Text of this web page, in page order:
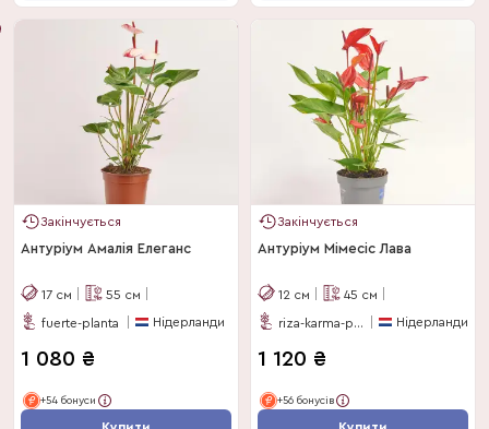
Закінчується
Антуріум Амалія Елеганс
17 см 55 см
fuerte-planta Нідерланди
1 080 ₴
+54 бонуси
Закінчується
Антуріум Мімесіс Лава
12 см 45 см
riza-karma-plants Нідерланди
1 120 ₴
+56 бонусів